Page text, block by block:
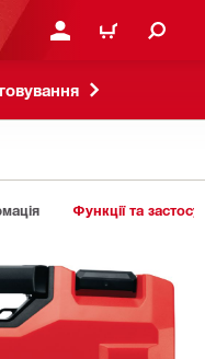
УВІЙТИ АБО
КОШИК
Функції та